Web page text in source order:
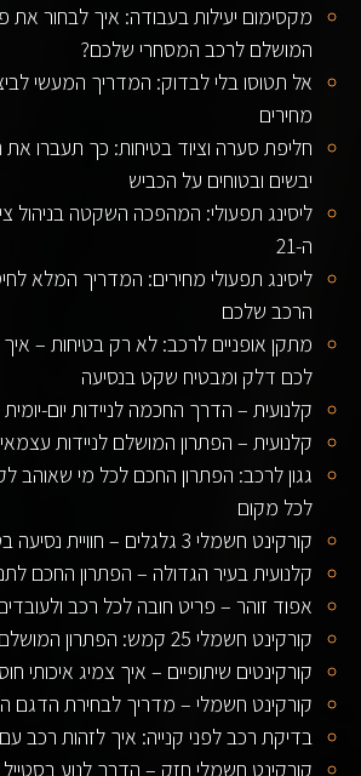
מקסימום יעילות בעבודה: איך לבחור את
המושלם לרכב המסחרי שלכם?
אל תטוסו בלי לבדוק: המדריך המעשי
מחירים
חליפת סערה וציוד בטיחות: כך תעברו את
יבשים ובטוחים על הכביש
ליסינג תפעולי: המהפכה השקטה בניהול
ה-21
ליסינג תפעולי מחירים: המדריך המלא
הרכב שלכם
מתקן אופניים לרכב: לא רק בטיחות –
לכם דלק ומבטיח שקט בנסיעה
קלנועית – הדרך החכמה לניידות יום-יומית
קלנועית – הפתרון המושלם לניידות
גגון לרכב: הפתרון החכם לכל מי שאוהב
לכל מקום
קורקינט חשמלי 3 גלגלים – חוויית נסיעה בטוחה, נוחה וחדשנית
קלנועית בעיר הגדולה – הפתרון החכם
אפוד זוהר – פריט חובה לכל רכב
קורקינט חשמלי 25 קמש: הפתרון המושלם לניידות עירונית
קורקינטים שיתופיים – איך צמיג איכותי
קורקינט חשמלי – מדריך לבחירת הדגם
בדיקת רכב לפני קנייה: איך לזהות רכב
קורקינט חשמלי חזק – הדרך לנוע בסטייל